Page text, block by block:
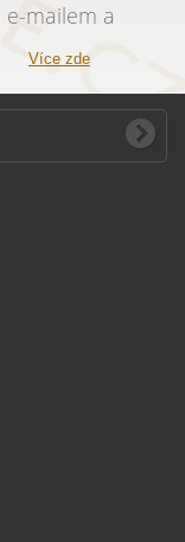
e-mailem a
Více zde